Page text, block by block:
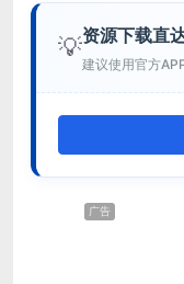
💡资源下载直
建议使用官方
广告